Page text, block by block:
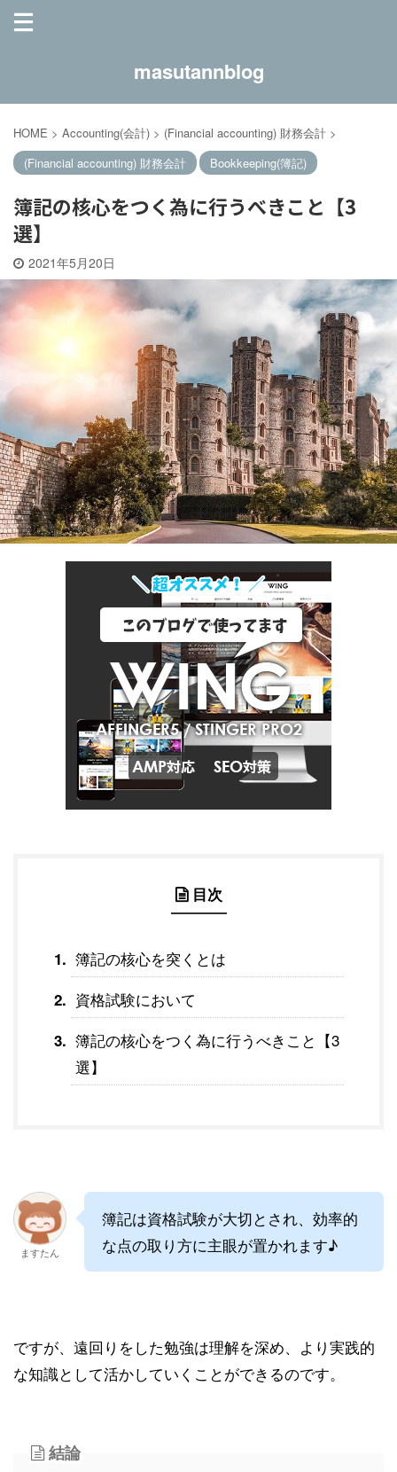
masutannblog
HOME > Accounting(会計) > (Financial accounting) 財務会計 >
(Financial accounting) 財務会計
Bookkeeping(簿記)
簿記の核心をつく為に行うべきこと【3
選】
2021年5月20日
目次
簿記の核心を突くとは
資格試験において
簿記の核心をつく為に行うべきこと【3
選】
ますたん
簿記は資格試験が大切とされ、効率的
な点の取り方に主眼が置かれます♪
ですが、遠回りをした勉強は理解を深め、より実践的
な知識として活かしていくことができるのです。
結論